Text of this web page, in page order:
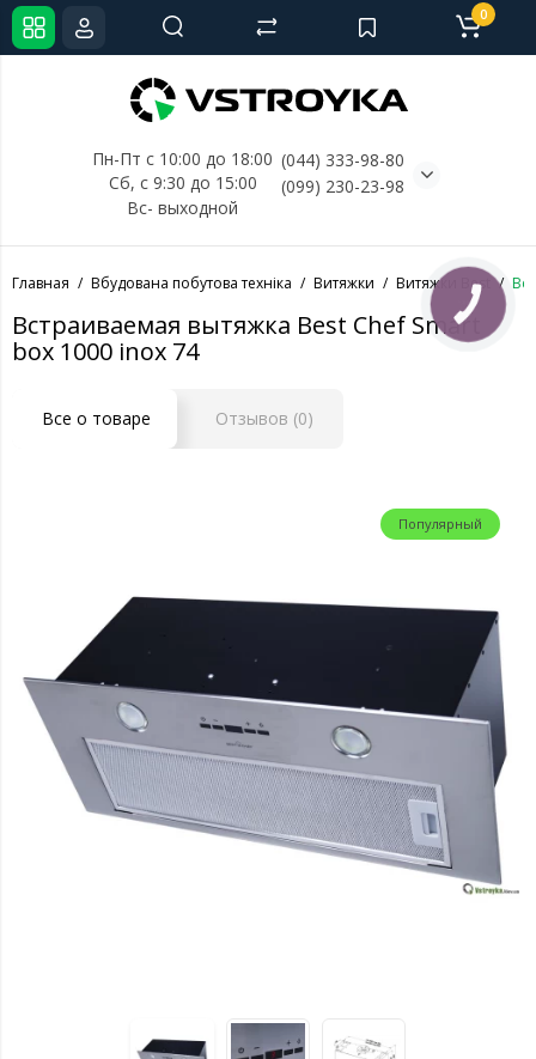
Пн-Пт с 10:00 до 18:00
Сб, с 9:30 до 15:00
Вс- выходной
(044) 333-98-80
(099) 230-23-98
0
Главная Вбудована побутова техніка Витяжки Витяжки Best
Встраиваемая вытяжка Best Chef Smart
box 1000 inox 74
Все о товаре Отзывов (0)
Популярный
КНОПКА
СВЯЗИ